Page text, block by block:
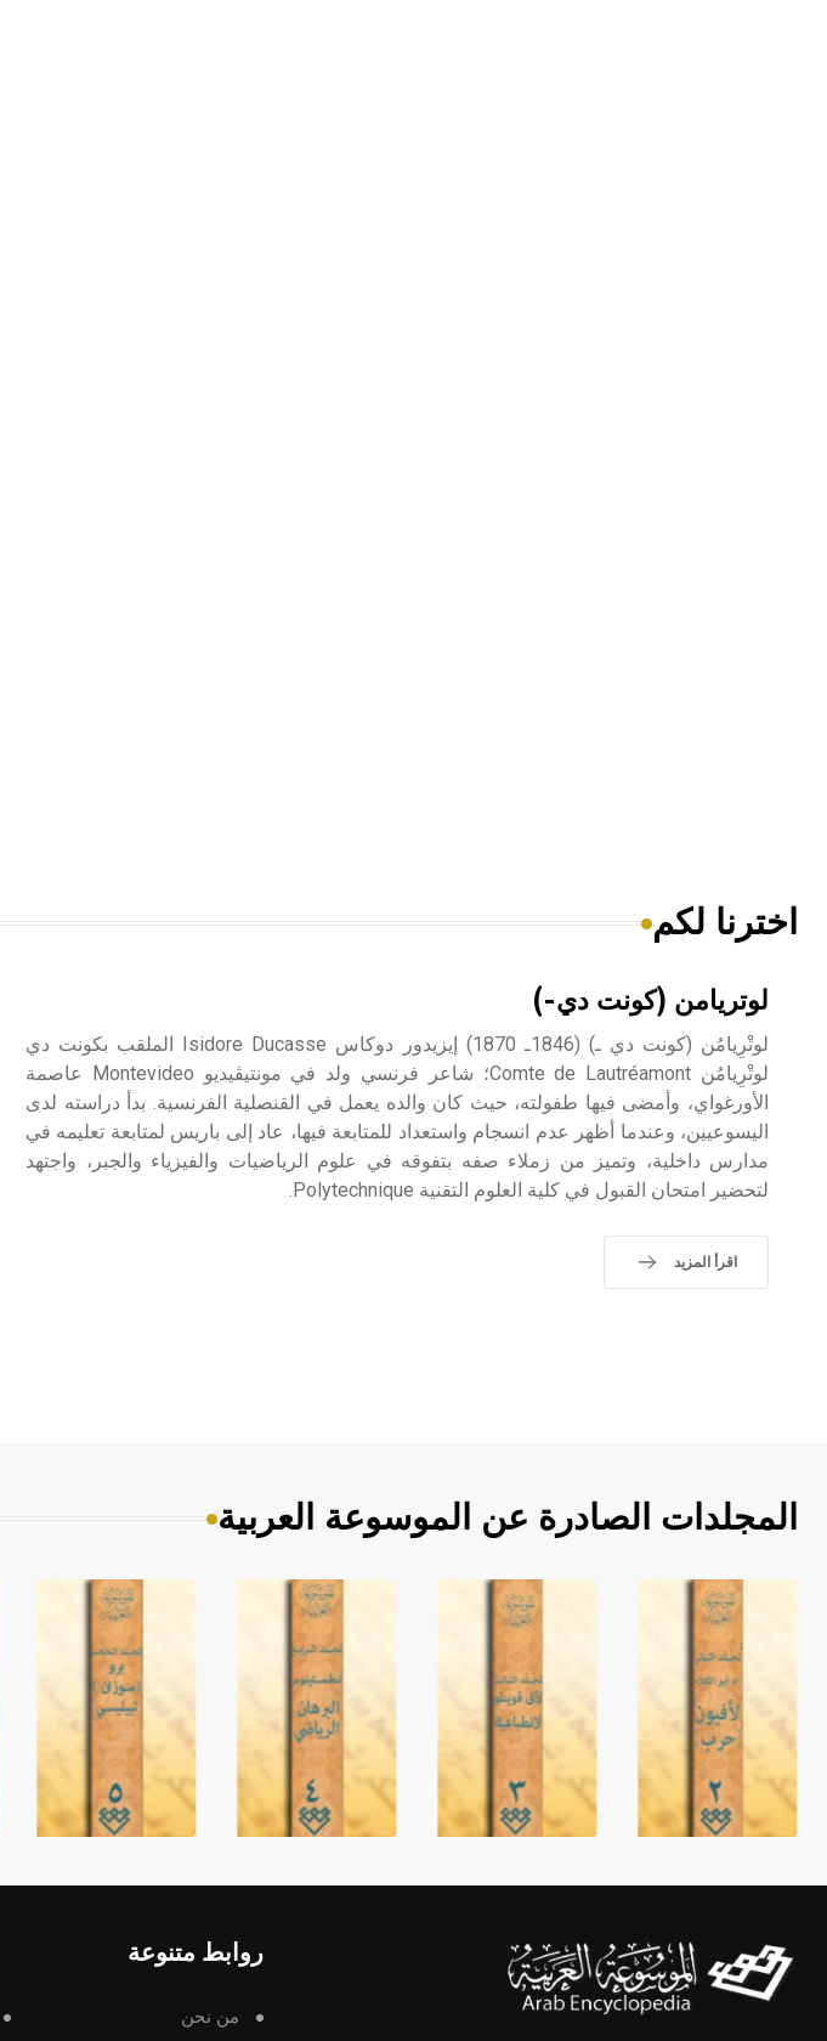
اخترنا لكم
لوتريامن (كونت دي-)
لوتْرِيامُن (كونت دي ـ) (1846ـ 1870) إيزيدور دوكاس Isidore Ducasse الملقب بكونت دي
لوتْرِيامُن Comte de Lautréamont؛ شاعر فرنسي ولد في مونتيڤيديو Montevideo عاصمة
الأورغواي، وأمضى فيها طفولته، حيث كان والده يعمل في القنصلية الفرنسية. بدأ دراسته لدى
اليسوعيين، وعندما أظهر عدم انسجام واستعداد للمتابعة فيها، عاد إلى باريس لمتابعة تعليمه في
مدارس داخلية، وتميز من زملاء صفه بتفوقه في علوم الرياضيات والفيزياء والجبر، واجتهد
لتحضير امتحان القبول في كلية العلوم التقنية Polytechnique.
اقرأ المزيد
المجلدات الصادرة عن الموسوعة العربية
روابط متنوعة
من نحن